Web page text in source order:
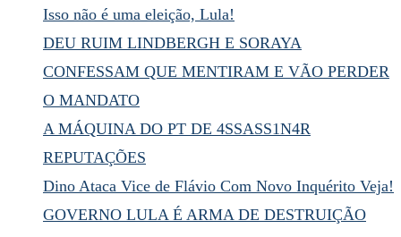
Isso não é uma eleição, Lula!
DEU RUIM LINDBERGH E SORAYA
CONFESSAM QUE MENTIRAM E VÃO PERDER
O MANDATO
A MÁQUINA DO PT DE 4SSASS1N4R
REPUTAÇÕES
Dino Ataca Vice de Flávio Com Novo Inquérito Veja!
GOVERNO LULA É ARMA DE DESTRUIÇÃO